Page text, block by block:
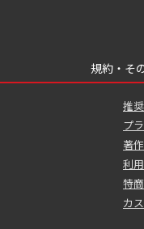
規約・そ
推
プ
著
利
特
カ